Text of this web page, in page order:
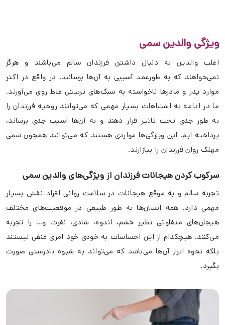
ویژگی والدین سمی
اغلب والدین به دنبال داشتن فرزندان سالم می‌باشند و هرگز
نمی‌خواهند که به طورعمد آسیبی به آن‌ها برسانند. در واقع در اکثر
موارد پدر و مادرها ناخواسته به سبک‌های تربیتی غلط روی می‌آورند.
ما در ادامه به اشتباهات بسیار مهمی که می‌توانند روحیه فرزندان را
به طور جدی تحت تاثیر قرار دهند و به آن‌ها آسیب جدی برساند،
پرداخته ایم. این ویژگی‌ها مواردی هستند که می‌توانند همچون سمی
مهلک روان فرزندان را بیازارند.
سرکوب کردن هیجانات فرزندان از ویژگی‌های والدین سمی
تجربه سالم و به موقع هیجانات در سلامت روانی افراد نقش بسیار
مهمی دارد. همه انسان‌ها به طور طبیعی در موقعیت‌های مختلف
هیجان‌های متفاوتی نظیر خشم، اندوه، شادی، نفرت و… را تجربه
می‌کنند. هیچکدام از این احساسات به خودی خود امری منفی نیستند
بلکه نحوه ابراز آن‌ها می‌باشد که می‌تواند به شیوه نادرستی صورت
بگیرد.